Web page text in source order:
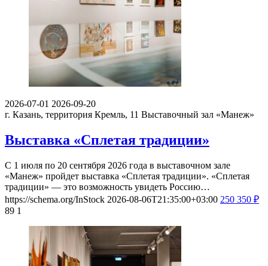
2026-07-01 2026-09-20
г. Казань, территория Кремль, 11 Выставочный зал «Манеж»
Выставка «Сплетая традиции»
С 1 июля по 20 сентября 2026 года в выставочном зале
«Манеж» пройдет выставка «Сплетая традиции». «Сплетая
традиции» — это возможность увидеть Россию…
https://schema.org/InStock 2026-08-06T21:35:00+03:00 250 350 ₽
89 1